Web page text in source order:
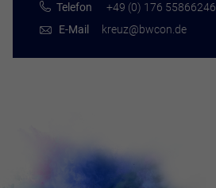
Telefon
+49 (0) 176 55866246
E-Mail
kreuz@bwcon.de